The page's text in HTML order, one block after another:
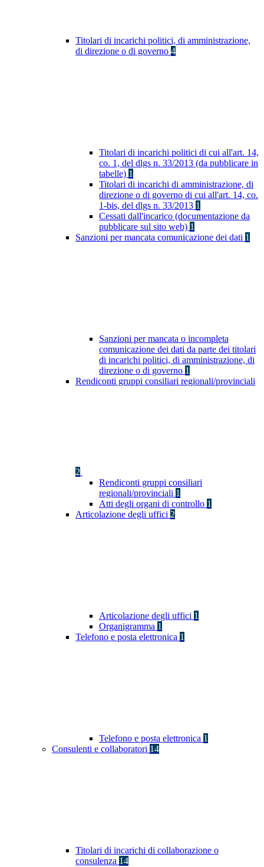
Titolari di incarichi politici, di amministrazione,
di direzione o di governo 4
Titolari di incarichi politici di cui all'art. 14,
co. 1, del dlgs n. 33/2013 (da pubblicare in
tabelle) 1
Titolari di incarichi di amministrazione, di
direzione o di governo di cui all'art. 14, co.
1-bis, del dlgs n. 33/2013 1
Cessati dall'incarico (documentazione da
pubblicare sul sito web) 1
Sanzioni per mancata comunicazione dei dati 1
Sanzioni per mancata o incompleta
comunicazione dei dati da parte dei titolari
di incarichi politici, di amministrazione, di
direzione o di governo 1
Rendiconti gruppi consiliari regionali/provinciali
2
Rendiconti gruppi consiliari
regionali/provinciali 1
Atti degli organi di controllo 1
Articolazione degli uffici 2
Articolazione degli uffici 1
Organigramma 1
Telefono e posta elettronica 1
Telefono e posta elettronica 1
Consulenti e collaboratori 14
Titolari di incarichi di collaborazione o
consulenza 14